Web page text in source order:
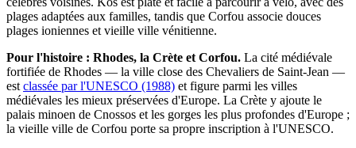
plages adaptées aux familles, tandis que Corfou associe douces
plages ioniennes et vieille ville vénitienne.
Pour l'histoire : Rhodes, la Crète et Corfou. La cité médiévale
fortifiée de Rhodes — la ville close des Chevaliers de Saint-Jean —
est classée par l'UNESCO (1988) et figure parmi les villes
médiévales les mieux préservées d'Europe. La Crète y ajoute le
palais minoen de Cnossos et les gorges les plus profondes d'Europe ;
la vieille ville de Corfou porte sa propre inscription à l'UNESCO.